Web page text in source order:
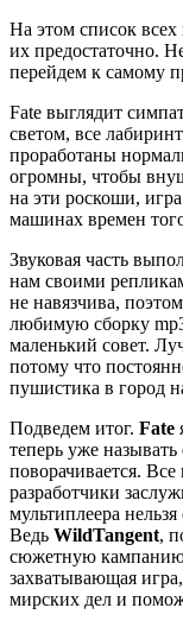
На этом список всех
их предостаточно.
перейдем к самому
Fate выглядит
светом, все
проработаны
огромны, чтобы
на эти роскоши,
машинах времен
Звуковая часть
нам своими
не навязчива,
любимую сборку
маленький совет.
потому что
пушистика в город
Подведем итог. Fate
теперь уже
поворачивается.
разработчики
мультиплеера
Ведь WildTangent,
сюжетную
захватывающая
мирских дел и